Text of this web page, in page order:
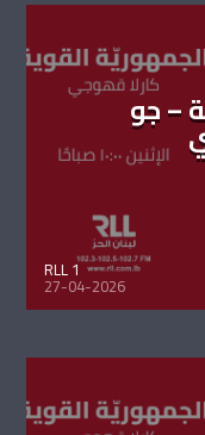
– جو
RLL 1
27-04-2026